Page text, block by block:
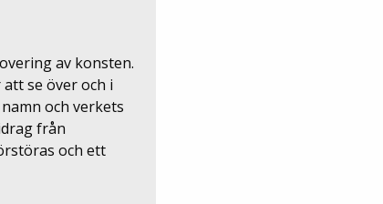
av konsten.
se över och i
och verkets
från
och ett